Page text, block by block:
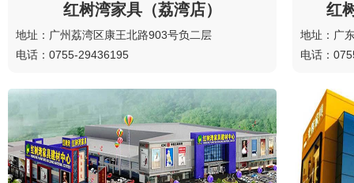
红树湾家具（荔湾店）
地址：广州荔湾区康王北路903号负二层
电话：0755-29436195
红
地址：广
电话：